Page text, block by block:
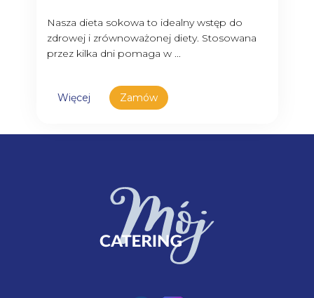
Nasza dieta sokowa to idealny wstęp do
zdrowej i zrównoważonej diety. Stosowana
przez kilka dni pomaga w ...
Więcej Zamów